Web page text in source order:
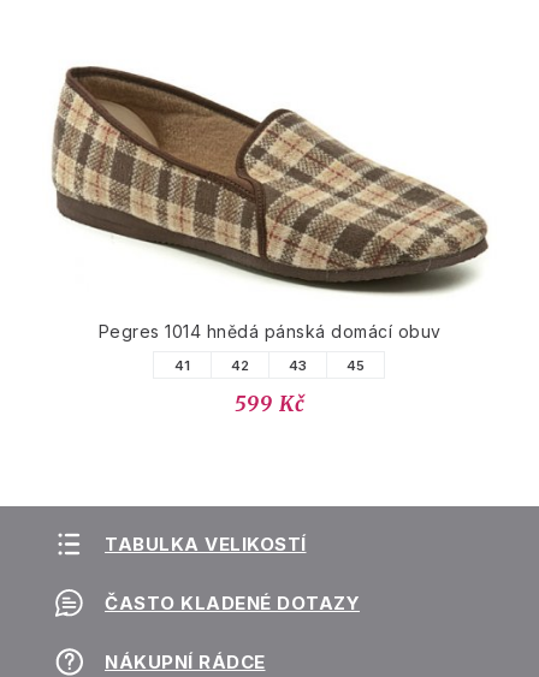
Pegres 1014 hnědá pánská domácí obuv
41 42 43 45
599 Kč
TABULKA VELIKOSTÍ
ČASTO KLADENÉ DOTAZY
NÁKUPNÍ RÁDCE